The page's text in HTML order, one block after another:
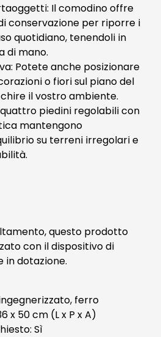
Il comodino offre
conservazione per riporre i
quotidiano, tenendoli in
di mano.
Potete anche posizionare
o fiori sul piano del
il vostro ambiente.
piedini regolabili con
mantengono
su terreni irregolari e
questo prodotto
con il dispositivo di
in dotazione.
ferro
x 50 cm (L x P x A)
Sì